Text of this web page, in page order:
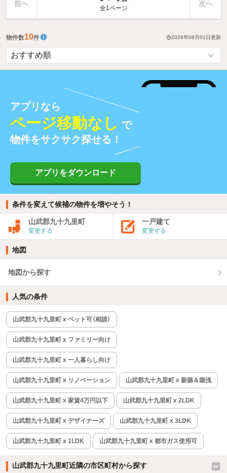
前へ
全1ページ
次へ
物件数10件 2026年08月01日 更新
アプリなら
ページ移動なし で
物件をサクサク探せる！
アプリをダウンロード
条件を変えて候補の物件を増やそう！
山武郡九十九里町
変更する
一戸建て
変更する
地図
地図から探す
人気の条件
山武郡九十九里町 x ペット可（相談）
山武郡九十九里町 x ファミリー向け
山武郡九十九里町 x 一人暮らし向け
山武郡九十九里町 x リノベーション 山武郡九十九里町 x 新築＆築浅
山武郡九十九里町 x 家賃4万円以下 山武郡九十九里町 x 2LDK
山武郡九十九里町 x デザイナーズ 山武郡九十九里町 x 3LDK
山武郡九十九里町 x 1LDK 山武郡九十九里町 x 都市ガス使用可
山武郡九十九里町近隣の市区町村から探す